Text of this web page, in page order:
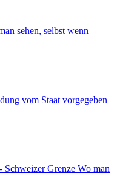
sehen, selbst wenn
vom Staat vorgegeben
Grenze Wo man